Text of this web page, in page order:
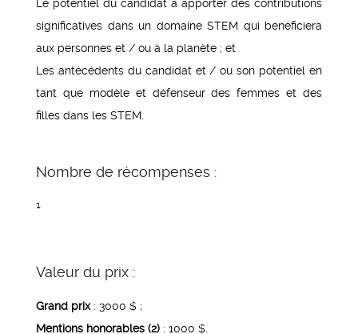
Le potentiel du candidat à apporter des contributions
significatives dans un domaine STEM qui bénéficiera
aux personnes et / ou à la planète ; et
Les antécédents du candidat et / ou son potentiel en
tant que modèle et défenseur des femmes et des
filles dans les STEM.
Nombre de récompenses :
1
Valeur du prix :
Grand prix: 3000 $ ;
Mentions honorables (2) : 1000 $.